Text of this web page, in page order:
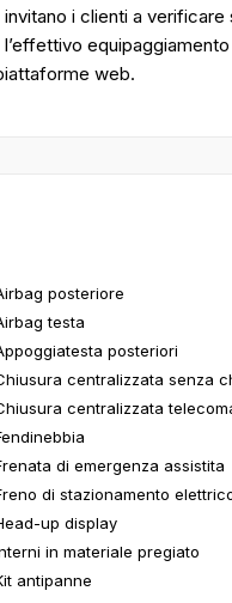
i clienti a verificare
web.
posteriore
testa
posteriori
centralizzata senza
centralizzata
di emergenza assistita
di stazionamento
up display
in materiale pregiato
antipanne